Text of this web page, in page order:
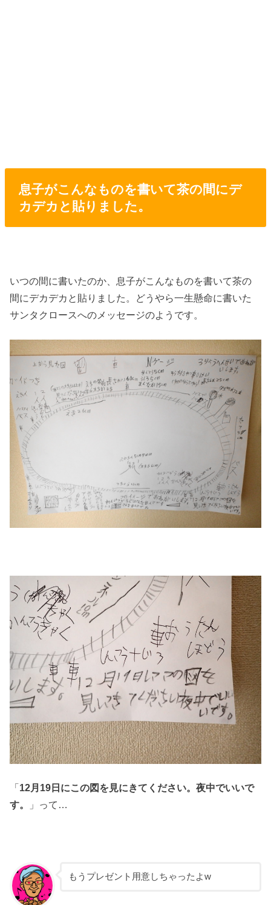
息子がこんなものを書いて茶の間にデ
カデカと貼りました。
いつの間に書いたのか、息子がこんなものを書いて茶の
間にデカデカと貼りました。どうやら一生懸命に書いた
サンタクロースへのメッセージのようです。
「12月19日にこの図を見にきてください。夜中でいいで
す。
」って…
もうプレゼント用意しちゃったよw